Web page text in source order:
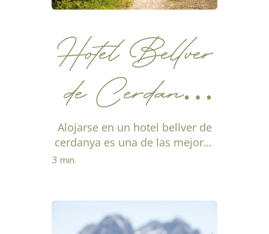
Hotel Bellver
de Cerdanya
con vistas y
rutas desde la
puerta
Alojarse en un hotel bellver de
cerdanya es una de las mejores
opciones para quienes desean
3 min.